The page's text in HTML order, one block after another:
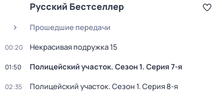
Русский Бестселлер
Прошедшие передачи
00:20 Некрасивая подружка 15
01:50 Полицейский участок. Сезон 1. Серия 7-я
02:35 Полицейский участок. Сезон 1. Серия 8-я